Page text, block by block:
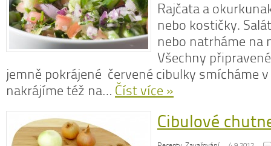
Rajčata a
nebo kostičky.
nebo natrháme na
Všechny
jemně pokrájené červené cibulky smícháme
nakrájíme též na… Číst více »
Cibulové